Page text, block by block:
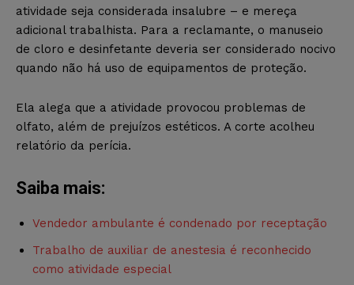
atividade seja considerada insalubre – e mereça
adicional trabalhista. Para a reclamante, o manuseio
de cloro e desinfetante deveria ser considerado nocivo
quando não há uso de equipamentos de proteção.
Ela alega que a atividade provocou problemas de
olfato, além de prejuízos estéticos. A corte acolheu
relatório da perícia.
Saiba mais:
Vendedor ambulante é condenado por receptação
Trabalho de auxiliar de anestesia é reconhecido
como atividade especial